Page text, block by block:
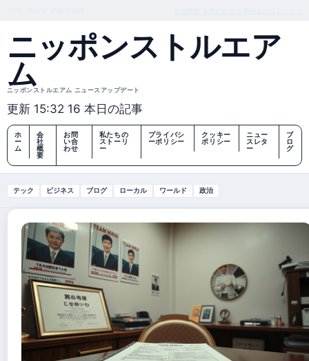
ニッポンストルエア
ム
ニッポンストルエアム ニュースアップデート
更新 15:32 16 本日の記事
ホ
ー
ム
会
社
概
要
お問
い合
わせ
私たちの
ストーリ
ー
プライバシ
ーポリシー
クッキー
ポリシー
ニュー
スレタ
ー
ブ
ロ
グ
テック ビジネス ブログ ローカル ワールド 政治